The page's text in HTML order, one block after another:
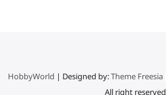
HobbyWorld | Designed by:Theme Freesia
All right reserved